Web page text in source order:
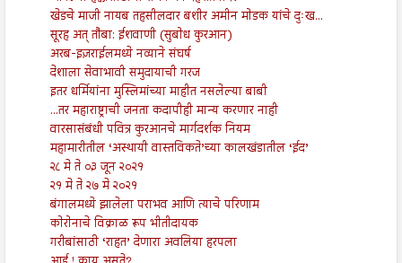
खेडचे माजी नायब तहसीलदार बशीर अमीन मोडक यांचे दुःख...
सूरह अत् तौबा: ईशवाणी (सुबोध कुरआन)
अरब-इज़राईलमध्ये नव्याने संघर्ष
देशाला सेवाभावी समुदायाची गरज
इतर धर्मियांना मुस्लिमांच्या माहीत नसलेल्या बाबी
...तर महाराष्ट्राची जनता कदापीही मान्य करणार नाही
वारसासंबंधी पवित्र कुरआनचे मार्गदर्शक नियम
महामारीतील ‘अस्थायी वास्तविकते’च्या कालखंडातील ‘ईद’
२८ मे ते ०३ जून २०२१
२१ मे ते २७ मे २०२१
बंगालमध्ये झालेला पराभव आणि त्याचे परिणाम
कोरोनाचे विक्राळ रूप भीतीदायक
गरीबांसाठी ‘राहत’ देणारा अवलिया हरपला